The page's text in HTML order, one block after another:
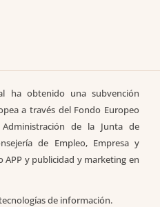
ha obtenido una subvención
a través del Fondo Europeo
de la Junta de
de Empleo, Empresa y
y publicidad y marketing en
de información.